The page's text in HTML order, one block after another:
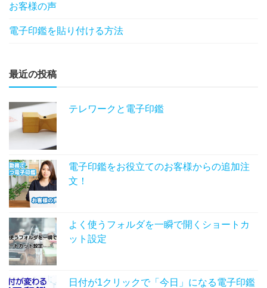
お客様の声
電子印鑑を貼り付ける方法
最近の投稿
テレワークと電子印鑑
電子印鑑をお役立てのお客様からの追加注
文！
よく使うフォルダを一瞬で開くショートカ
ット設定
日付が1クリックで「今日」になる電子印鑑